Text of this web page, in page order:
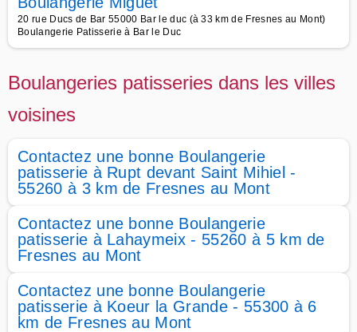
20 rue Ducs de Bar 55000 Bar le duc (à 33 km de Fresnes au Mont)
Boulangerie Patisserie à Bar le Duc
Boulangeries patisseries dans les villes
voisines
Contactez une bonne Boulangerie
patisserie à Rupt devant Saint Mihiel -
55260 à 3 km de Fresnes au Mont
Contactez une bonne Boulangerie
patisserie à Lahaymeix - 55260 à 5 km de
Fresnes au Mont
Contactez une bonne Boulangerie
patisserie à Koeur la Grande - 55300 à 6
km de Fresnes au Mont